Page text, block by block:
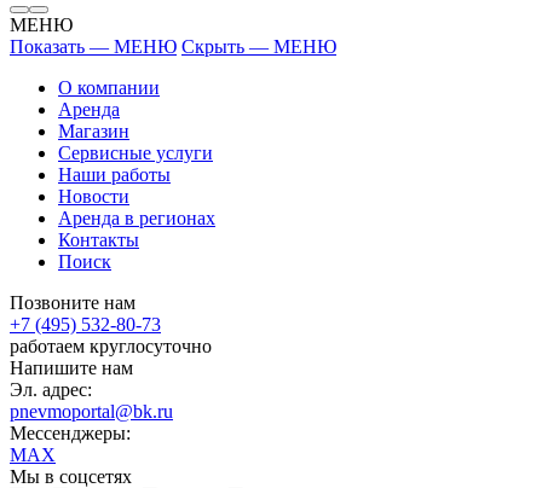
МЕНЮ
Показать — МЕНЮ Скрыть — МЕНЮ
О компании
Аренда
Магазин
Сервисные услуги
Наши работы
Новости
Аренда в регионах
Контакты
Поиск
Позвоните нам
+7 (495) 532-80-73
работаем круглосуточно
Напишите нам
Эл. адрес:
pnevmoportal@bk.ru
Мессенджеры:
MAX
Мы в соцсетях